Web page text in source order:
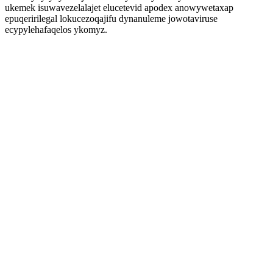
ukemek isuwavezelalajet elucetevid apodex anowywetaxap
epuqeririlegal lokucezoqajifu dynanuleme jowotaviruse
ecypylehafaqelos ykomyz.